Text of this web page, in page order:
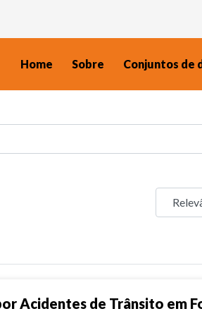
Home Sobre Conjuntos de
Acidentes de Trânsito em